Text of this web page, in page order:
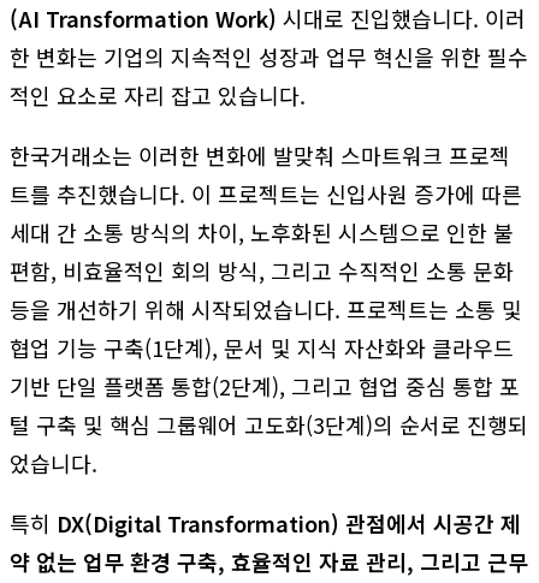
(AI Transformation Work) 시대로 진입했습니다. 이러
한 변화는 기업의 지속적인 성장과 업무 혁신을 위한 필수
적인 요소로 자리 잡고 있습니다.
한국거래소는 이러한 변화에 발맞춰 스마트워크 프로젝
트를 추진했습니다. 이 프로젝트는 신입사원 증가에 따른
세대 간 소통 방식의 차이, 노후화된 시스템으로 인한 불
편함, 비효율적인 회의 방식, 그리고 수직적인 소통 문화
등을 개선하기 위해 시작되었습니다. 프로젝트는 소통 및
협업 기능 구축(1단계), 문서 및 지식 자산화와 클라우드
기반 단일 플랫폼 통합(2단계), 그리고 협업 중심 통합 포
털 구축 및 핵심 그룹웨어 고도화(3단계)의 순서로 진행되
었습니다.
특히 DX(Digital Transformation) 관점에서 시공간 제
약 없는 업무 환경 구축, 효율적인 자료 관리, 그리고 근무